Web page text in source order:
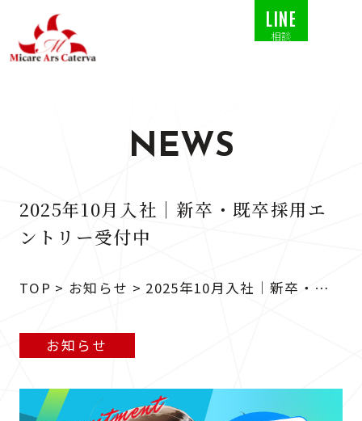
LINE
相談
NEWS
2025年10月入社｜新卒・既卒採用エ
ントリー受付中
TOP > お知らせ > 2025年10月入社｜新卒・既
卒採用エントリー受付中
お知らせ